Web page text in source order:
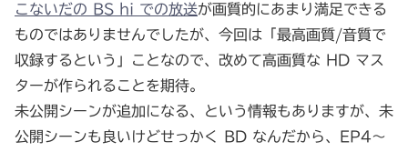
こないだの BS hi での放送が画質的にあまり満足できる
ものではありませんでしたが、今回は「最高画質/音質で
収録するという」ことなので、改めて高画質な HD マス
ターが作られることを期待。
未公開シーンが追加になる、という情報もありますが、未
公開シーンも良いけどせっかく BD なんだから、EP4～